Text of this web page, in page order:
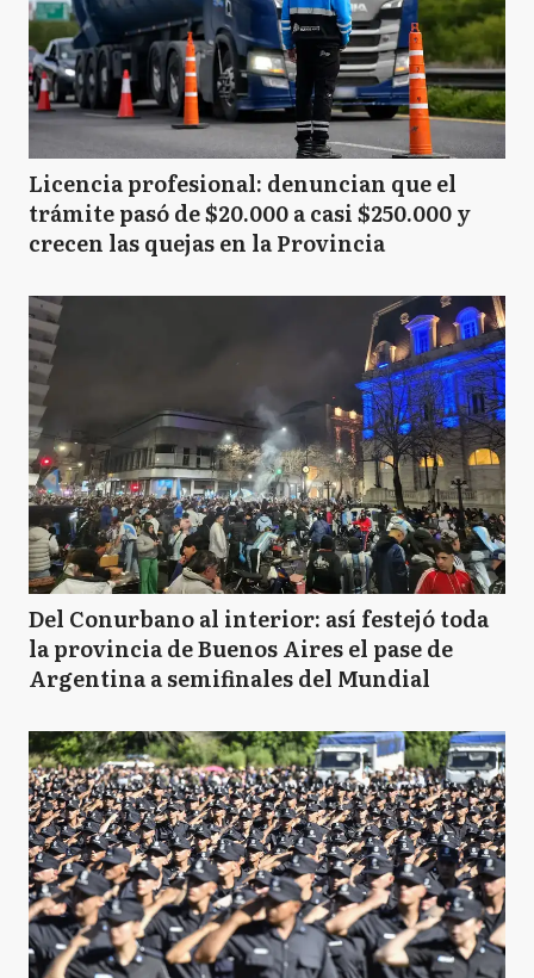
Licencia profesional: denuncian que el
trámite pasó de $20.000 a casi $250.000 y
crecen las quejas en la Provincia
Del Conurbano al interior: así festejó toda
la provincia de Buenos Aires el pase de
Argentina a semifinales del Mundial